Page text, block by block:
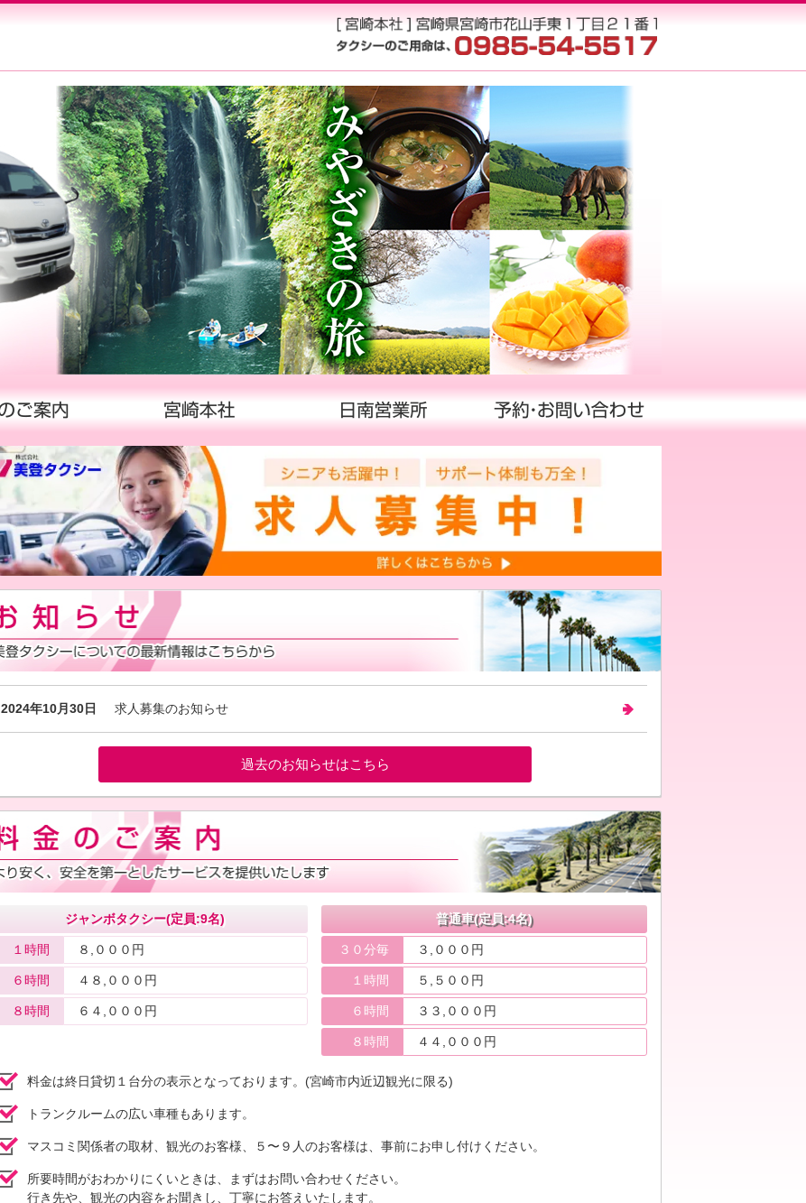
2024年10月30日 求人募集のお知らせ
過去のお知らせはこちら
ジャンボタクシー(定員:9名)
１時間 ８,０００円
６時間 ４８,０００円
８時間 ６４,０００円
普通車(定員:4名)
３０分毎 ３,０００円
１時間 ５,５００円
６時間 ３３,０００円
８時間 ４４,０００円
料金は終日貸切１台分の表示となっております。(宮崎市内近辺観光に限る)
トランクルームの広い車種もあります。
マスコミ関係者の取材、観光のお客様、５〜９人のお客様は、事前にお申し付けください。
所要時間がおわかりにくいときは、まずはお問い合わせください。
行き先や、観光の内容をお聞きし、丁寧にお答えいたします。